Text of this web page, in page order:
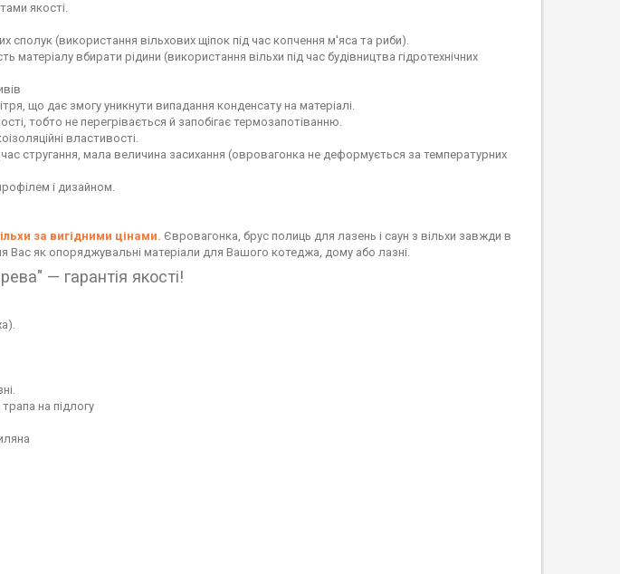
якості.
сполук (використання вільхових щіпок під час копчення м'яса та риби).
матеріалу вбирати рідини (використання вільхи під час будівництва гідротехнічних
що дає змогу уникнути випадання конденсату на матеріалі.
тобто не перегрівається й запобігає термозапотіванню.
властивості.
час стругання, мала величина засихання (овровагонка не деформується за температурних
і дизайном.
за вигідними цінами. Євровагонка, брус полиць для лазень і саун з вільхи завжди в
Вас як опоряджувальні матеріали для Вашого котеджа, дому або лазні.
— гарантія якості!
на підлогу